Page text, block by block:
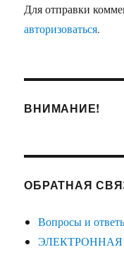
Для отправки
авторизоваться.
ВНИМАНИЕ!
ОБРАТНАЯ
Вопросы и